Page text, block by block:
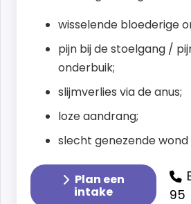
wisselende bloederige
pijn bij de stoelgang /
onderbuik;
slijmverlies via de anus;
loze aandrang;
slecht genezende wond
Plan een
intake
95